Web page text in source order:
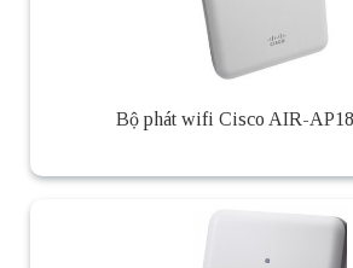
Bộ phát wifi Cisco AIR-